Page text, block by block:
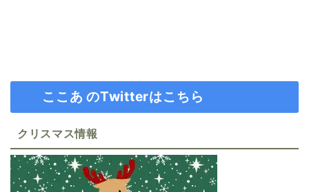
ここあ のTwitterはこちら
クリスマス情報